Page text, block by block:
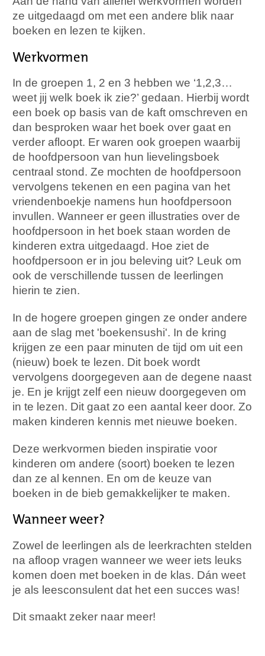
ze uitgedaagd om met een andere blik naar
boeken en lezen te kijken.
Werkvormen
In de groepen 1, 2 en 3 hebben we ‘1,2,3…
weet jij welk boek ik zie?’ gedaan. Hierbij wordt
een boek op basis van de kaft omschreven en
dan besproken waar het boek over gaat en
verder afloopt. Er waren ook groepen waarbij
de hoofdpersoon van hun lievelingsboek
centraal stond. Ze mochten de hoofdpersoon
vervolgens tekenen en een pagina van het
vriendenboekje namens hun hoofdpersoon
invullen. Wanneer er geen illustraties over de
hoofdpersoon in het boek staan worden de
kinderen extra uitgedaagd. Hoe ziet de
hoofdpersoon er in jou beleving uit? Leuk om
ook de verschillende tussen de leerlingen
hierin te zien.
In de hogere groepen gingen ze onder andere
aan de slag met 'boekensushi'. In de kring
krijgen ze een paar minuten de tijd om uit een
(nieuw) boek te lezen. Dit boek wordt
vervolgens doorgegeven aan de degene naast
je. En je krijgt zelf een nieuw doorgegeven om
in te lezen. Dit gaat zo een aantal keer door. Zo
maken kinderen kennis met nieuwe boeken.
Deze werkvormen bieden inspiratie voor
kinderen om andere (soort) boeken te lezen
dan ze al kennen. En om de keuze van
boeken in de bieb gemakkelijker te maken.
Wanneer weer?
Zowel de leerlingen als de leerkrachten stelden
na afloop vragen wanneer we weer iets leuks
komen doen met boeken in de klas. Dán weet
je als leesconsulent dat het een succes was!
Dit smaakt zeker naar meer!